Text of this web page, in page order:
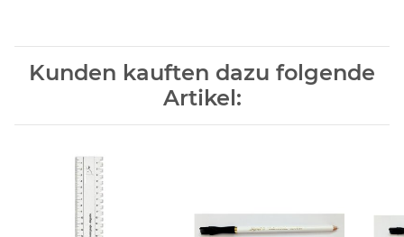
Kunden kauften dazu folgende
Artikel: